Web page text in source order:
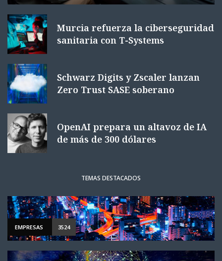
Murcia refuerza la ciberseguridad
sanitaria con T-Systems
Schwarz Digits y Zscaler lanzan
Zero Trust SASE soberano
OpenAI prepara un altavoz de IA
de más de 300 dólares
TEMAS DESTACADOS
EMPRESAS 3524